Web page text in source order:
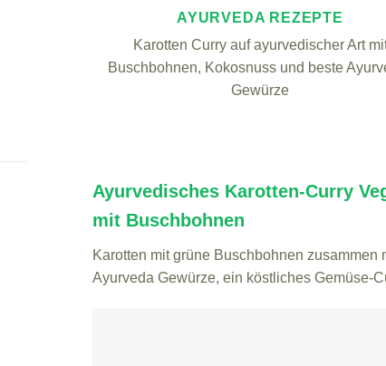
AYURVEDA REZEPTE
Karotten Curry auf ayurvedischer Art
Buschbohnen, Kokosnuss und beste
Gewürze
Ayurvedisches Karotten-Curry
mit Buschbohnen
Karotten mit grüne Buschbohnen zusammen
Ayurveda Gewürze, ein köstliches Gemüse-